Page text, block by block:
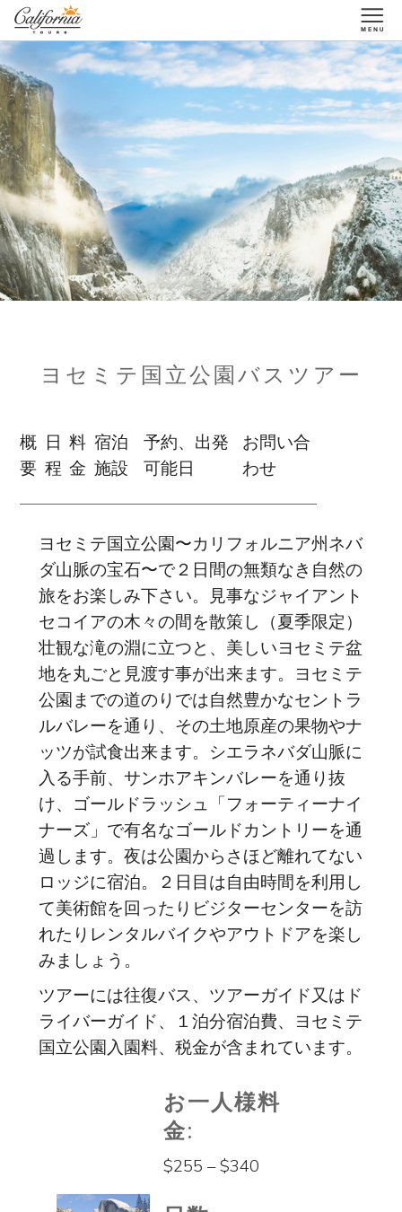
ヨセミテ国立公園バスツアー
概
要
日
程
料
金
宿泊
施設
予約、出発
可能日
お問い合
わせ
ヨセミテ国立公園〜カリフォルニア州ネバ
ダ山脈の宝石〜で２日間の無類なき自然の
旅をお楽しみ下さい。見事なジャイアント
セコイアの木々の間を散策し（夏季限定）
壮観な滝の淵に立つと、美しいヨセミテ盆
地を丸ごと見渡す事が出来ます。ヨセミテ
公園までの道のりでは自然豊かなセントラ
ルバレーを通り、その土地原産の果物やナ
ッツが試食出来ます。シエラネバダ山脈に
入る手前、サンホアキンバレーを通り抜
け、ゴールドラッシュ「フォーティーナイ
ナーズ」で有名なゴールドカントリーを通
過します。夜は公園からさほど離れてない
ロッジに宿泊。２日目は自由時間を利用し
て美術館を回ったりビジターセンターを訪
れたりレンタルバイクやアウトドアを楽し
みましょう。
ツアーには往復バス、ツアーガイド又はド
ライバーガイド、１泊分宿泊費、ヨセミテ
国立公園入園料、税金が含まれています。
お一人様料
金:
$255 – $340